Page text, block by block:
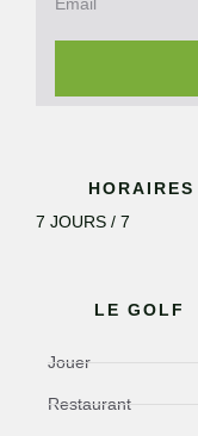
LE GOLF
Jouer
Restaurant
7 JOURS / 7